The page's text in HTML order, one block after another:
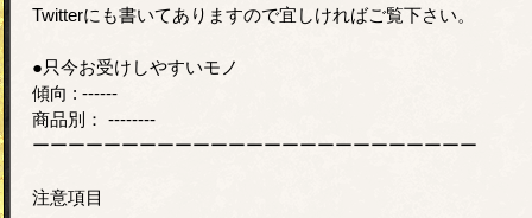
Twitterにも書いてありますので宜しければご覧下さい。
●只今お受けしやすいモノ
傾向 : ------
商品別： --------
ーーーーーーーーーーーーーーーーーーーーーーーーー
注意項目